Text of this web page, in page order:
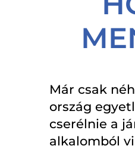
Már csak
ország
cserélnie a
alkalomból